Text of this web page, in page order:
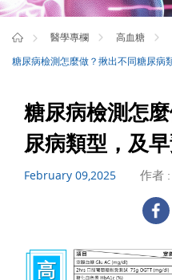
醫學專欄
高血糖
糖尿病檢測怎麼做？揪出不同糖尿病
糖尿病檢測怎
尿病類型，及
February 09,2025 作者 :